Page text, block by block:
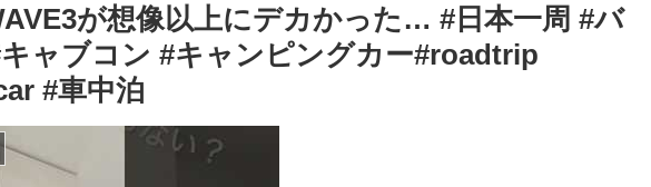
が想像以上にデカかった… #日本一周 #バ
ャブコン #キャンピングカー#roadtrip
#車中泊